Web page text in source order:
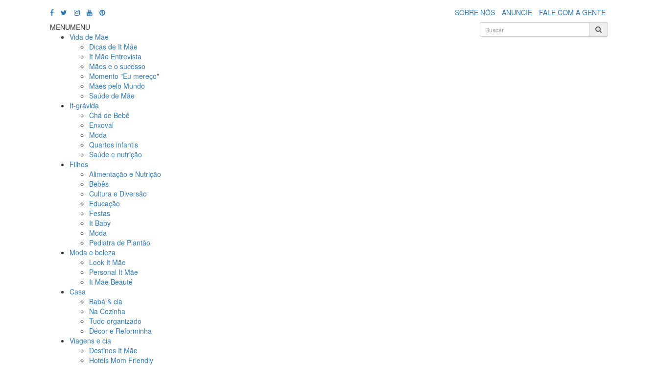
SOBRE NÓS ANUNCIE
FALE COM A GENTE
MENUMENU
Vida de Mãe
Dicas de It Mãe
It Mãe Entrevista
Mães e o sucesso
Momento "Eu mereço"
Mães pelo Mundo
Saúde de Mãe
It-grávida
Chá de Bebê
Enxoval
Moda
Quartos infantis
Saúde e nutrição
Filhos
Alimentação e Nutrição
Bebês
Cultura e Diversão
Educação
Festas
It Baby
Moda
Pediatra de Plantão
Moda e beleza
Look It Mãe
Personal It Mãe
It Mãe Beauté
Casa
Babá & cia
Na Cozinha
Tudo organizado
Décor e Reforminha
Viagens e cia
Destinos It Mãe
Hotéis Mom Friendly